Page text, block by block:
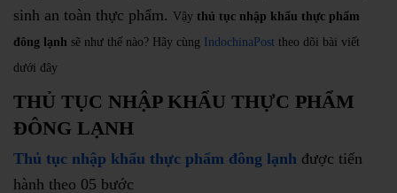
sinh an toàn thực phẩm. Vậy thủ tục nhập khẩu thực phẩm
đông lạnh sẽ như thế nào? Hãy cùng IndochinaPost theo dõi bài viết
dưới đây
THỦ TỤC NHẬP KHẨU THỰC PHẨM
ĐÔNG LẠNH
Thủ tục nhập khẩu thực phẩm đông lạnh được tiến
hành theo 05 bước